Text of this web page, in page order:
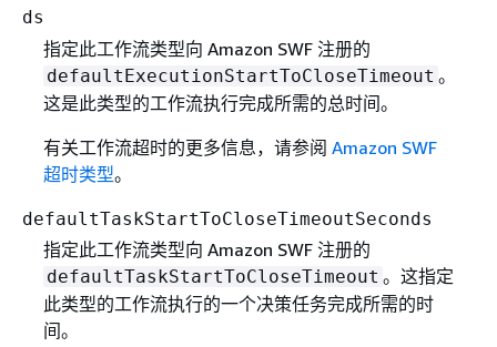
ds
指定此工作流类型向 Amazon SWF 注册的
defaultExecutionStartToCloseTimeout 。
这是此类型的工作流执行完成所需的总时间。
有关工作流超时的更多信息，请参阅 Amazon SWF
超时类型。
defaultTaskStartToCloseTimeoutSeconds
指定此工作流类型向 Amazon SWF 注册的
defaultTaskStartToCloseTimeout 。这指定
此类型的工作流执行的一个决策任务完成所需的时
间。